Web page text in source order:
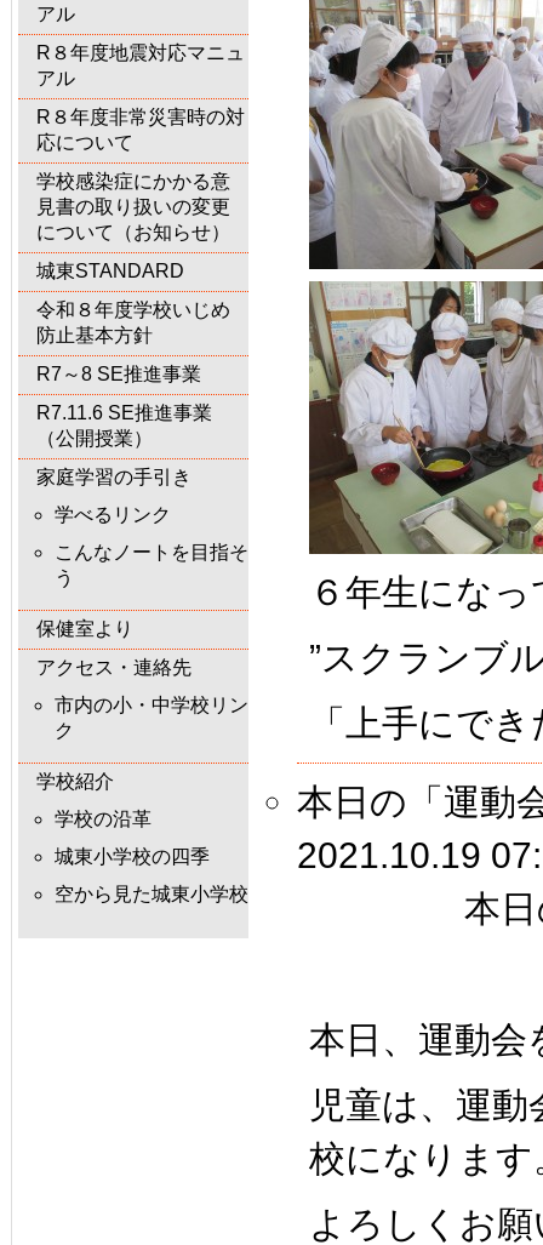
アル
R８年度地震対応マニュ
アル
R８年度非常災害時の対
応について
学校感染症にかかる意
見書の取り扱いの変更
について（お知らせ）
城東STANDARD
令和８年度学校いじめ
防止基本方針
R7～8 SE推進事業
R7.11.6 SE推進事業
（公開授業）
家庭学習の手引き
学べるリンク
こんなノートを目指そ
う
保健室より
アクセス・連絡先
市内の小・中学校リン
ク
学校紹介
学校の沿革
城東小学校の四季
空から見た城東小学校
６年生にな
”スクランブ
「上手にで
本日の「運動
2021.10.19
本
本日、運動会
児童は、運
校になります
よろしくお